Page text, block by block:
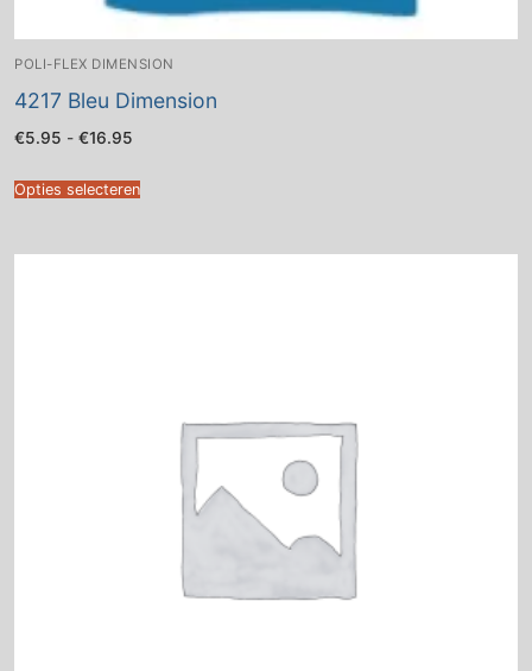
POLI-FLEX DIMENSION
4217 Bleu Dimension
€5.95 - €16.95
€16.95
Opties selecteren